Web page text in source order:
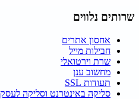
שרותים נלווים
אחסון אתרים
חבילות מייל
שרת וירטואלי
מחשוב ענן
תעודות SSL
סליקה באינטרנט וסליקה לעסק